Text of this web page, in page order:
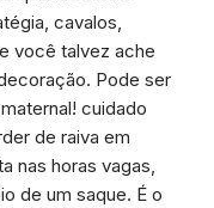
cavalos,
você talvez ache
Pode ser
cuidado
de raiva em
nas horas vagas,
de um saque. É o